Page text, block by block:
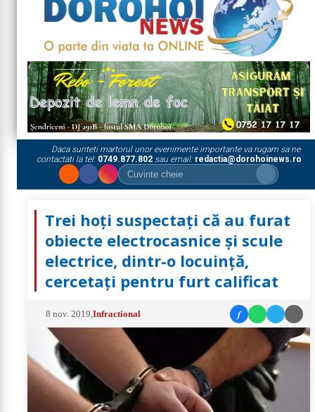
Daca sunteti martorul unor evenimente importante va rugam sa ne
contactati la tel: 0749.877.802sau email: redactia@dorohoinews.ro
Trei hoţi suspectaţi că au furat
obiecte electrocasnice şi scule
electrice, dintr-o locuință,
cercetați pentru furt calificat
8 nov. 2019 ,Infractional f